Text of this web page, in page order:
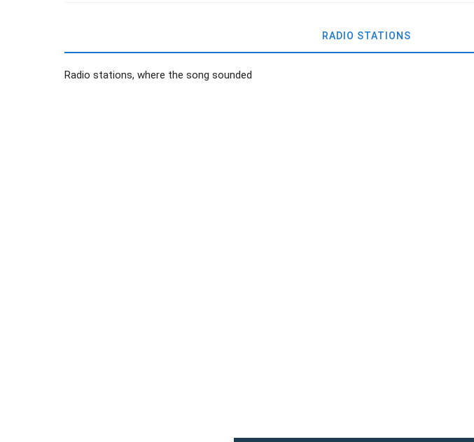
RADIO STATIONS
Radio stations, where the song sounded